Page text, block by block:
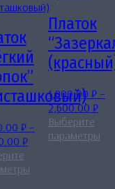
₽ –
₽Диапазон
1,800.00 ₽
Этот
Платок
1,800.00 ₽ –
2,600.00 ₽
Выберите
параметры